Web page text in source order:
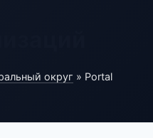
округ » Portal